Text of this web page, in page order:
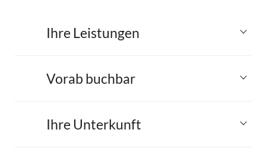
Ihre Leistungen
Vorab buchbar
Ihre Unterkunft